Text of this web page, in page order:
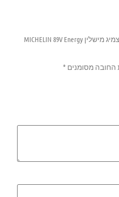
היה הראשון לכתוב סקירה “צמיג מישלין MICHELIN 89V Energy
מסומנים*